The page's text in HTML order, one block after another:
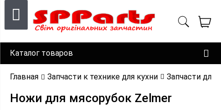
Каталог товаров
Главная Запчасти к технике для кухни Запчасти для
Ножи для мясорубок Zelmer